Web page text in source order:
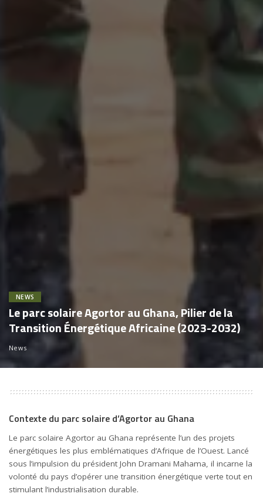
NEWS
Le parc solaire Agortor au Ghana, Pilier de la
Transition Énergétique Africaine (2023-2032)
News
Contexte du parc solaire d’Agortor au Ghana
Le parc solaire Agortor au Ghana représente l’un des projets
énergétiques les plus emblématiques d’Afrique de l’Ouest. Lancé
sous l’impulsion du président John Dramani Mahama, il incarne la
volonté du pays d’opérer une transition énergétique verte tout en
stimulant l’industrialisation durable.